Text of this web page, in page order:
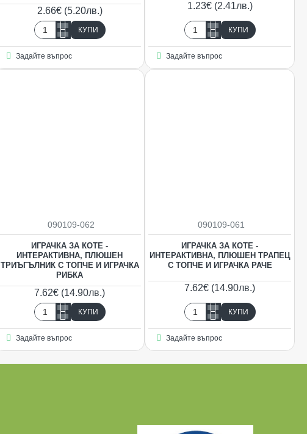
2.66€ (5.20лв.)
Лакомство
за
гризачи
КУПИ
Задайте въпрос
1.23€ (2.41лв.)
Гребен
с
едри
КУПИ
Задайте въпрос
090109-062
ИГРАЧКА ЗА КОТЕ -
ИНТЕРАКТИВНА, ПЛЮШЕН
ТРИЪГЪЛНИК С ТОПЧЕ И ИГРАЧКА
РИБКА
7.62€ (14.90лв.)
Играчка
за
коте
КУПИ
Задайте въпрос
090109-061
ИГРАЧКА ЗА КОТЕ -
ИНТЕРАКТИВНА, ПЛЮШЕН ТРАПЕЦ
С ТОПЧЕ И ИГРАЧКА РАЧЕ
7.62€ (14.90лв.)
Играчка
за
коте
КУПИ
Задайте въпрос